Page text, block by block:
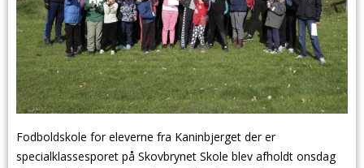
Fodboldskole for eleverne fra Kaninbjerget der er
specialklassesporet på Skovbrynet Skole blev afholdt onsdag